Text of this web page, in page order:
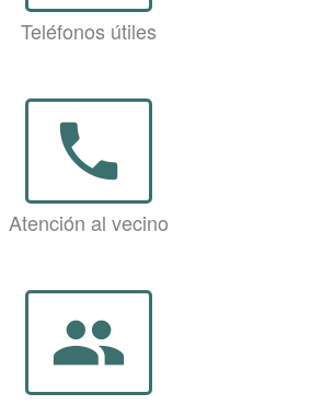
Teléfonos útiles
phone
Atención al vecino
group